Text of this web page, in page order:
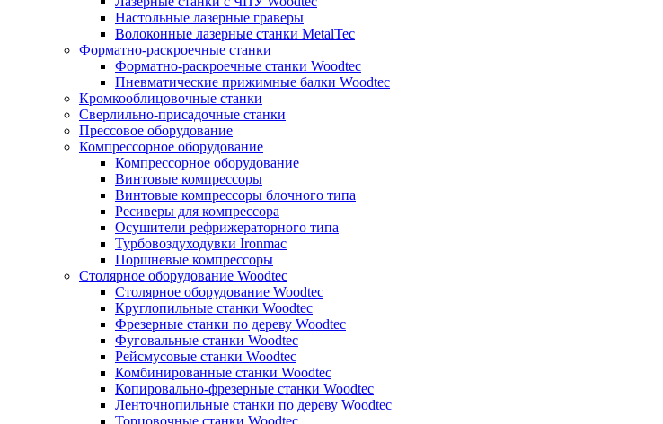
Настольные лазерные граверы
Волоконные лазерные станки MetalTec
Форматно-раскроечные станки
Форматно-раскроечные станки Woodtec
Пневматические прижимные балки Woodtec
Кромкооблицовочные станки
Сверлильно-присадочные станки
Прессовое оборудование
Компрессорное оборудование
Компрессорное оборудование
Винтовые компрессоры
Винтовые компрессоры блочного типа
Ресиверы для компрессора
Осушители рефрижераторного типа
Турбовоздуходувки Ironmac
Поршневые компрессоры
Столярное оборудование Woodtec
Столярное оборудование Woodtec
Круглопильные станки Woodtec
Фрезерные станки по дереву Woodtec
Фуговальные станки Woodtec
Рейсмусовые станки Woodtec
Комбинированные станки Woodtec
Копировально-фрезерные станки Woodtec
Ленточнопильные станки по дереву Woodtec
Торцовочные станки Woodtec